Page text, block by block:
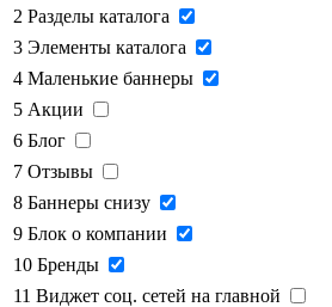
2 Разделы каталога
3 Элементы каталога
4 Маленькие баннеры
5 Акции
6 Блог
7 Отзывы
8 Баннеры снизу
9 Блок о компании
10 Бренды
11 Виджет соц. сетей на главной